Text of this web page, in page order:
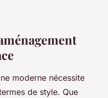
moderne nécessite
de style. Que